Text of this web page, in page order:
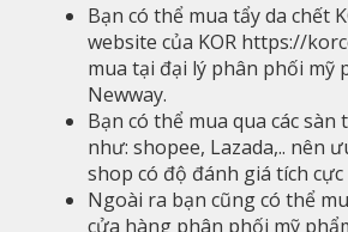
Bạn có thể mua tẩy da chết
website của KOR https://
mua tại đại lý phân phối mỹ
Newway.
Bạn có thể mua qua các
như: shopee, Lazada,.. nên
shop có độ đánh giá tích
Ngoài ra bạn cũng có thể
cửa hàng phân phối mỹ